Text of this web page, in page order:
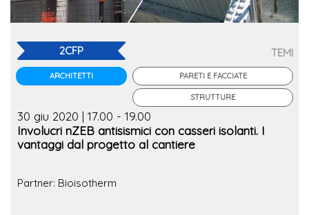
2CFP
ARCHITETTI
TEMI
PARETI E FACCIATE
STRUTTURE
30 giu 2020 | 17.00 - 19.00
Involucri nZEB antisismici con casseri isolanti. I
vantaggi dal progetto al cantiere
Partner: Bioisotherm